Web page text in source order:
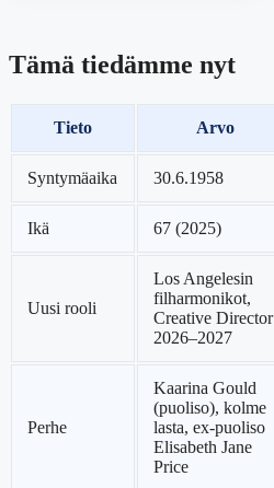
Tämä tiedämme nyt
Tieto Arvo
Syntymäaika 30.6.1958
Ikä 67 (2025)
Uusi rooli
Los Angelesin
filharmonikot,
Creative Director
2026–2027
Perhe
Kaarina Gould
(puoliso), kolme
lasta, ex-puoliso
Elisabeth Jane
Price